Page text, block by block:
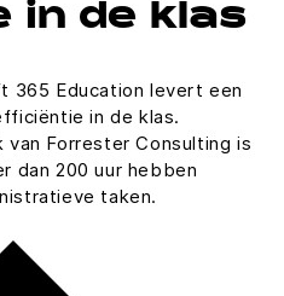
in de klas
365 Education levert een
in de klas.
Forrester Consulting is
dan 200 uur hebben
taken.